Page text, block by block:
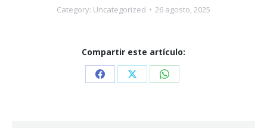
Category: Uncategorized 26 agosto, 2025
Compartir este artículo:
Share Share Share